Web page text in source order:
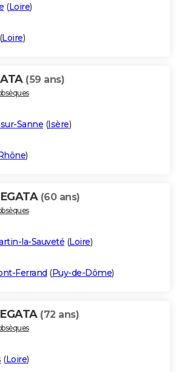
(Loire)
Loire)
(59 ans)
Sanne (Isère)
)
(60 ans)
la-Sauveté (Loire)
Ferrand (Puy-de-Dôme)
(72 ans)
(Loire)